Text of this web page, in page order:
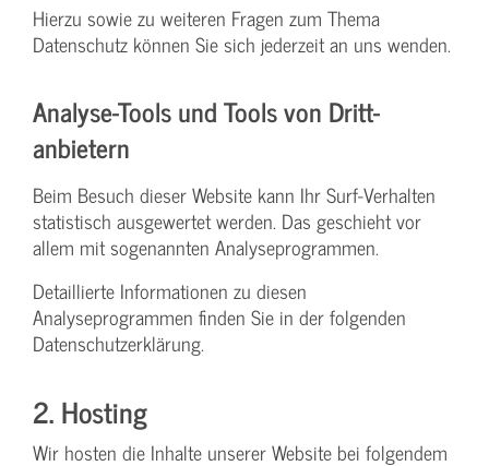
Hierzu sowie zu weiteren Fragen zum Thema
Datenschutz können Sie sich jederzeit an uns wenden.
Analyse-Tools und Tools von Dritt­
anbietern
Beim Besuch dieser Website kann Ihr Surf-Verhalten
statistisch ausgewertet werden. Das geschieht vor
allem mit sogenannten Analyseprogrammen.
Detaillierte Informationen zu diesen
Analyseprogrammen finden Sie in der folgenden
Datenschutzerklärung.
2. Hosting
Wir hosten die Inhalte unserer Website bei folgendem